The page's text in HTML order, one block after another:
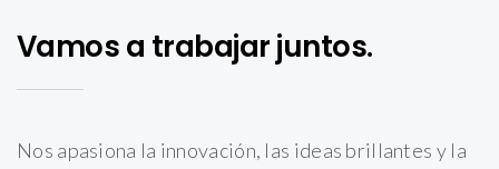
Vamos a trabajar juntos.
Nos apasiona la innovación, las ideas brillantes y la